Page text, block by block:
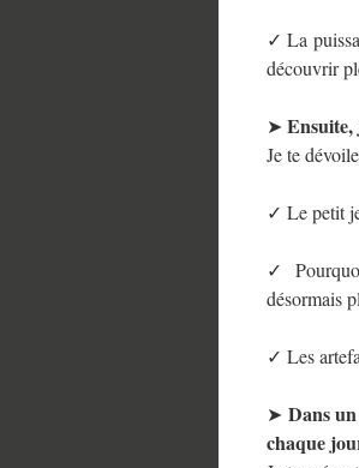
✓ La
découvrir
➤
Je te
✓ Le petit
✓
désormais
✓ Les
➤ Dans
chaque